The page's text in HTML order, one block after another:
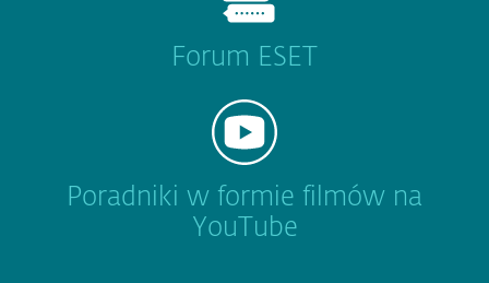
Forum ESET
Poradniki w formie filmów na
YouTube